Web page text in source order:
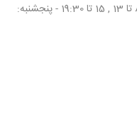
شنبه تا چهارشنبه: 8:30 تا 13 , 15 تا 19:30 - پنجشنبه: